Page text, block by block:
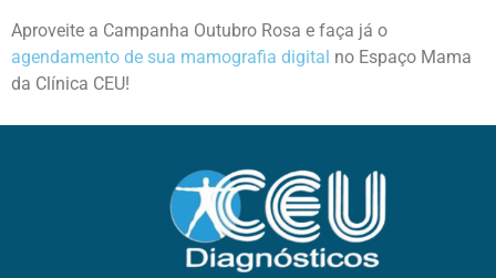
Aproveite a Campanha Outubro Rosa e faça já o
agendamento de sua mamografia digital no Espaço Mama
da Clínica CEU!